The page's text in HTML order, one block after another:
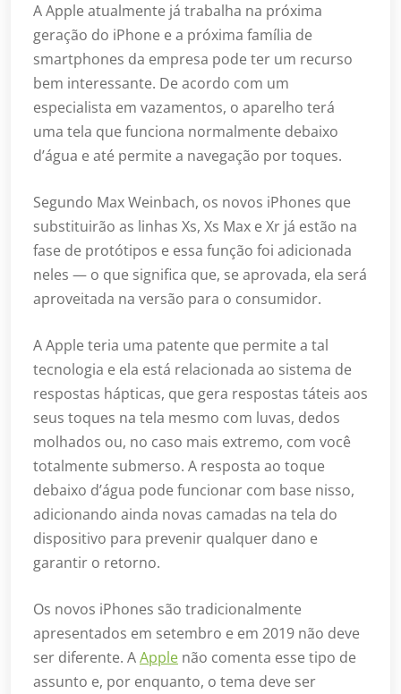
A Apple atualmente já trabalha na próxima
geração do iPhone e a próxima família de
smartphones da empresa pode ter um recurso
bem interessante. De acordo com um
especialista em vazamentos, o aparelho terá
uma tela que funciona normalmente debaixo
d’água e até permite a navegação por toques.
Segundo Max Weinbach, os novos iPhones que
substituirão as linhas Xs, Xs Max e Xr já estão na
fase de protótipos e essa função foi adicionada
neles — o que significa que, se aprovada, ela será
aproveitada na versão para o consumidor.
A Apple teria uma patente que permite a tal
tecnologia e ela está relacionada ao sistema de
respostas hápticas, que gera respostas táteis aos
seus toques na tela mesmo com luvas, dedos
molhados ou, no caso mais extremo, com você
totalmente submerso. A resposta ao toque
debaixo d’água pode funcionar com base nisso,
adicionando ainda novas camadas na tela do
dispositivo para prevenir qualquer dano e
garantir o retorno.
Os novos iPhones são tradicionalmente
apresentados em setembro e em 2019 não deve
ser diferente. AApple não comenta esse tipo de
assunto e, por enquanto, o tema deve ser